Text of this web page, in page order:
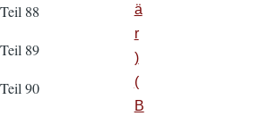
Teil 88
Teil 89
Teil 90
ä
r
)
(
B